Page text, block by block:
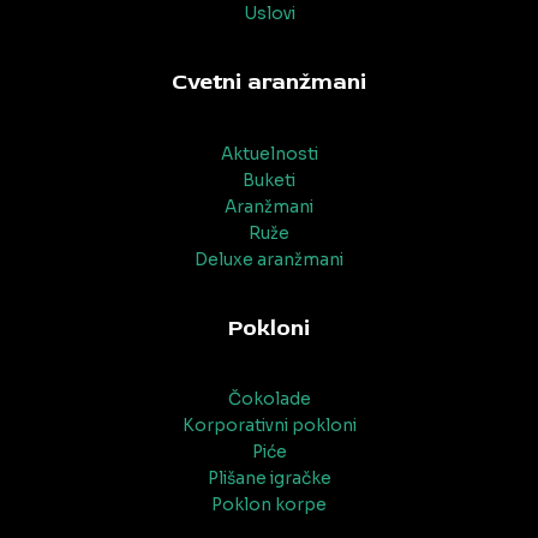
Uslovi
Cvetni aranžmani
Aktuelnosti
Buketi
Aranžmani
Ruže
Deluxe aranžmani
Pokloni
Čokolade
Korporativni pokloni
Piće
Plišane igračke
Poklon korpe